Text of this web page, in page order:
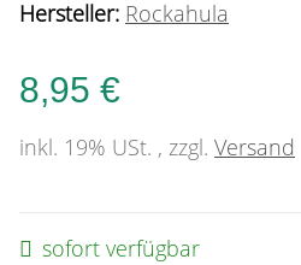
Hersteller: Rockahula
8,95 €
inkl. 19% USt. , zzgl. Versand
sofort verfügbar